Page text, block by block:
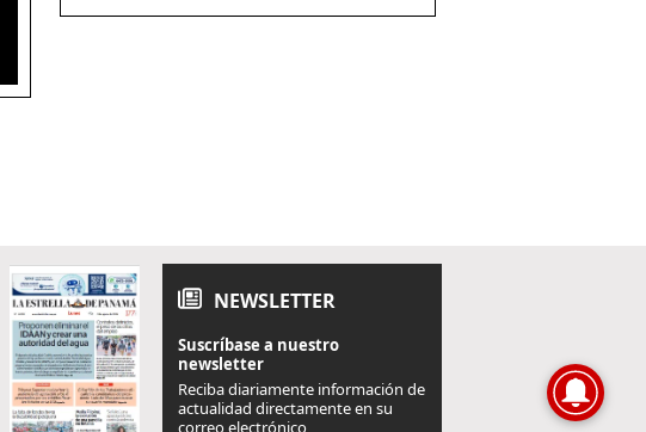
NEWSLETTER
Suscríbase a nuestro
newsletter
Reciba diariamente información de
actualidad directamente en su